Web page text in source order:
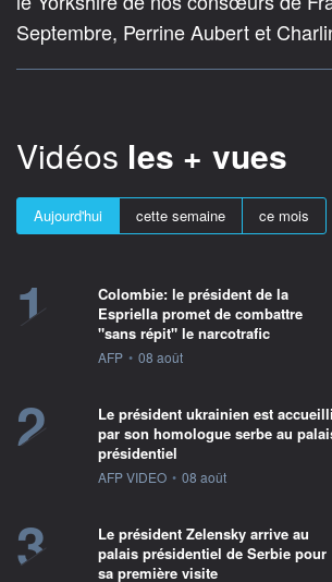
Septembre, Perrine Aubert et
Vidéos les + vues
Aujourd'hui cette semaine ce mois
1
Colombie: le président de la
Espriella promet de combattre
"sans répit" le narcotrafic
information fournie par
AFP • 08 août
2
Le président ukrainien est accueilli
par son homologue serbe au
présidentiel
information fournie par
AFP VIDEO • 08 août
3
Le président Zelensky arrive au
palais présidentiel de Serbie pour
sa première visite